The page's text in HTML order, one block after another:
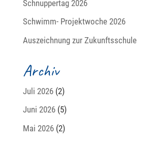
Schnuppertag 2026
Schwimm- Projektwoche 2026
Auszeichnung zur Zukunftsschule
Archiv
Juli 2026(2)
Juni 2026(5)
Mai 2026(2)